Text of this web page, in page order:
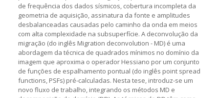
de frequência dos dados sísmicos, cobertura incompleta da
geometria de aquisição, assinatura da fonte e amplitudes
desbalanceadas causadas pelo caminho da onda em meios
com alta complexidade na subsuperfície. A deconvolução da
migração (do inglês Migration deconvolution - MD) é uma
abordagem da técnica de quadrados mínimos no domínio da
imagem que aproxima o operador Hessiano por um conjunto
de funções de espalhamento pontual (do inglês point spread
functions, PSFs) pré-calculadas. Nesta tese, introduz-se um
novo fluxo de trabalho, integrando os métodos MD e